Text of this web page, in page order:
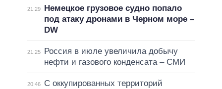
21:29
Немецкое грузовое судно попало
под атаку дронами в Черном море –
DW
21:25
Россия в июле увеличила добычу
нефти и газового конденсата – СМИ
20:46
С оккупированных территорий